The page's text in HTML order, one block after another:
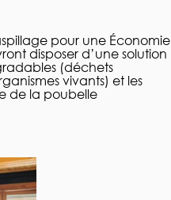
pour une Économie
disposer d’une solution
(déchets
vivants) et les
de la poubelle